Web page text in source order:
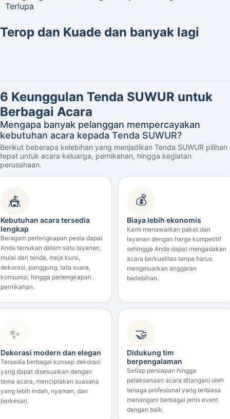
Terlupa
Terop dan Kuade dan banyak lagi
6 Keunggulan Tenda SUWUR untuk
Berbagai Acara
Mengapa banyak pelanggan mempercayakan
kebutuhan acara kepada Tenda SUWUR?
Berikut beberapa kelebihan yang menjadikan Tenda SUWUR pilihan
tepat untuk acara keluarga, pernikahan, hingga kegiatan
perusahaan.
🎪
Kebutuhan acara tersedia
lengkap
Beragam perlengkapan pesta dapat
Anda temukan dalam satu layanan,
mulai dari tenda, meja kursi,
dekorasi, panggung, tata suara,
konsumsi, hingga perlengkapan
pernikahan.
💰
Biaya lebih ekonomis
Kami menawarkan paket dan
layanan dengan harga kompetitif
sehingga Anda dapat mengadakan
acara berkualitas tanpa harus
mengeluarkan anggaran
berlebihan.
✨
Dekorasi modern dan elegan
Tersedia berbagai konsep dekorasi
yang dapat disesuaikan dengan
tema acara, menciptakan suasana
yang lebih indah, nyaman, dan
berkesan.
🤝
Didukung tim
berpengalaman
Setiap persiapan hingga
pelaksanaan acara ditangani oleh
tenaga profesional yang terbiasa
menangani berbagai jenis event
dengan baik.